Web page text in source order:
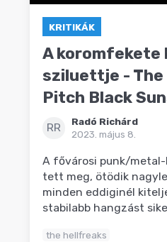
KRITIKÁK
A koromfekete
sziluettje -
Pitch Black
RR
Radó Richárd
2023. május 8.
A fővárosi punk/
tett meg, ötödik
minden eddiginél
stabilabb hangzást
the hellfreaks